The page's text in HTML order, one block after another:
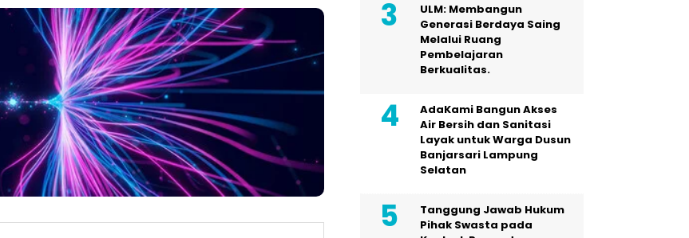
ULM: Membangun
Generasi Berdaya Saing
Melalui Ruang
Pembelajaran
Berkualitas.
AdaKami Bangun Akses
Air Bersih dan Sanitasi
Layak untuk Warga Dusun
Banjarsari Lampung
Selatan
Tanggung Jawab Hukum
Pihak Swasta pada